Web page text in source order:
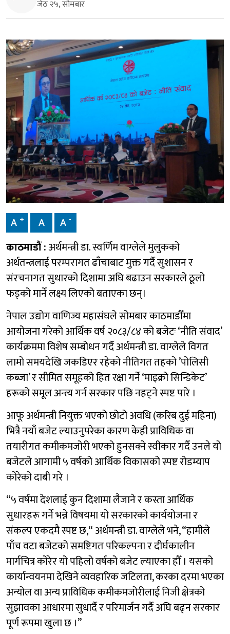
जेठ २५, सोमबार
A + A A -
काठमाडौं :अर्थमन्त्री डा. स्वर्णिम वाग्लेले मुलुकको
अर्थतन्त्रलाई परम्परागत ढाँचाबाट मुक्त गर्दै सुशासन र
संरचनागत सुधारको दिशामा अघि बढाउन सरकारले ठूलो
फड्को मार्ने लक्ष्य लिएको बताएका छन्।
नेपाल उद्योग वाणिज्य महासंघले सोमबार काठमाडौँमा
आयोजना गरेको आर्थिक वर्ष २०८३/८४ को बजेटः ‘नीति संवाद’
कार्यक्रममा विशेष सम्बोधन गर्दै अर्थमन्त्री डा. वाग्लेले विगत
लामो समयदेखि जकडिएर रहेको नीतिगत तहको ’पोलिसी
कब्जा’ र सीमित समूहको हित रक्षा गर्ने ‘माइक्रो सिन्डिकेट’
हरूको समूल अन्त्य गर्न सरकार पछि नहट्ने स्पष्ट पारे ।
आफू अर्थमन्त्री नियुक्त भएको छोटो अवधि (करिब दुई महिना)
भित्रै नयाँ बजेट ल्याउनुपरेका कारण केही प्राविधिक वा
तयारीगत कमीकमजोरी भएको हुनसक्ने स्वीकार गर्दै उनले यो
बजेटले आगामी ५ वर्षको आर्थिक विकासको स्पष्ट रोडम्याप
कोरेको दाबी गरे ।
“५ वर्षमा देशलाई कुन दिशामा लैजाने र कस्ता आर्थिक
सुधारहरू गर्ने भन्ने विषयमा यो सरकारको कार्ययोजना र
संकल्प एकदमै स्पष्ट छ,“ अर्थमन्त्री डा. वाग्लेले भने, “हामीले
पाँच वटा बजेटको समष्टिगत परिकल्पना र दीर्घकालीन
मार्गचित्र कोरेर यो पहिलो वर्षको बजेट ल्याएका हौँ । यसको
कार्यान्वयनमा देखिने व्यवहारिक जटिलता, करका दरमा भएका
अन्योल वा अन्य प्राविधिक कमीकमजोरीलाई निजी क्षेत्रको
सुझावका आधारमा सुधार्दै र परिमार्जन गर्दै अघि बढ्न सरकार
पूर्ण रूपमा खुला छ ।”